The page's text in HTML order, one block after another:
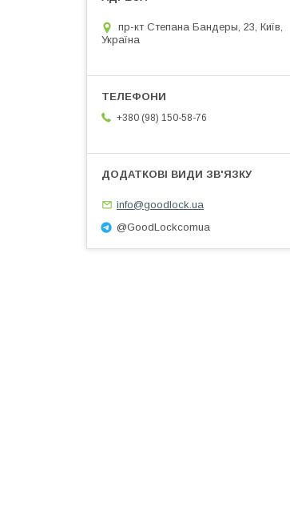
пр-кт Степана Бандеры, 23, Київ,
Україна
+380 (98) 150-58-76
info@goodlock.ua
@GoodLockcomua